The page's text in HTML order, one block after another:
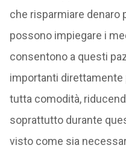
che risparmiare denaro
possono impiegare i
consentono a questi
importanti
tutta comodità,
soprattutto durante
visto come sia